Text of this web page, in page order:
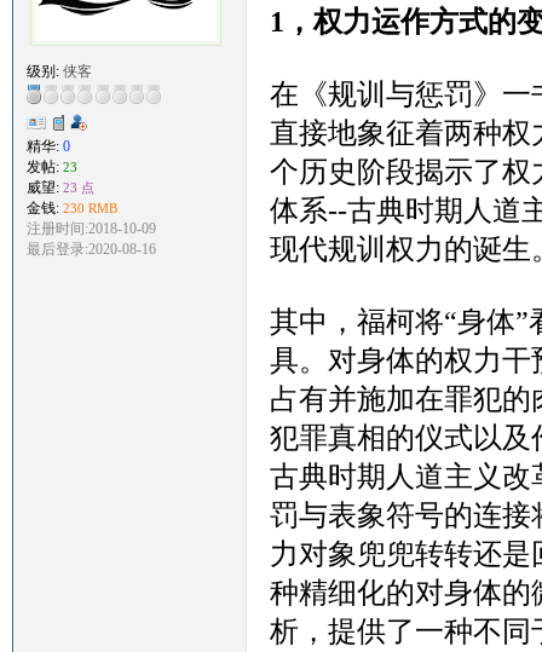
级别: 侠客
精华: 0
发帖: 23
威望: 23 点
金钱: 230 RMB
注册时间:2018-10-09
最后登录:2020-08-16
1，权力运作方式的
在《规训与惩罚》
直接地象征着两种
个历史阶段揭示了
体系--古典时期人道
现代规训权力的诞生
其中，福柯将“身体”
具。对身体的权力
占有并施加在罪犯
犯罪真相的仪式以
古典时期人道主义
罚与表象符号的连接
力对象兜兜转转还
种精细化的对身体
析，提供了一种不